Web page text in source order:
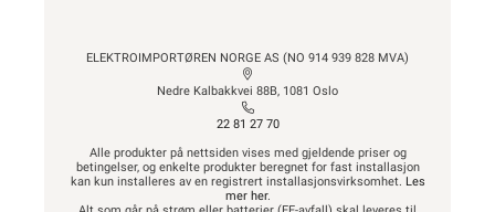
ELEKTROIMPORTØREN NORGE AS (NO 914 939 828 MVA)
Nedre Kalbakkvei 88B, 1081 Oslo
22 81 27 70
Alle produkter på nettsiden vises med gjeldende priser og
betingelser, og enkelte produkter beregnet for fast installasjon
kan kun installeres av en registrert installasjonsvirksomhet. Les
mer her.